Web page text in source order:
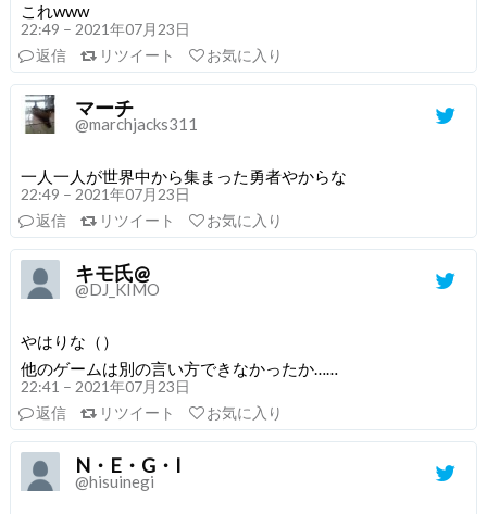
これwww
22:49 – 2021年07月23日
返信
リツイート お気に入り
マーチ
@marchjacks311
一人一人が世界中から集まった勇者やからな
22:49 – 2021年07月23日
返信
リツイート お気に入り
キモ氏@
@DJ_KIMO
やはりな（）
他のゲームは別の言い方できなかったか……
22:41 – 2021年07月23日
返信
リツイート お気に入り
N・E・G・I
@hisuinegi